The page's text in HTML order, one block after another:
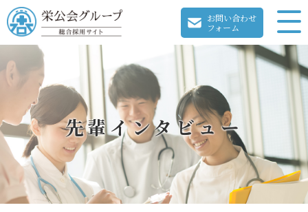
お問い合わせ
フォーム
先輩インタビュー